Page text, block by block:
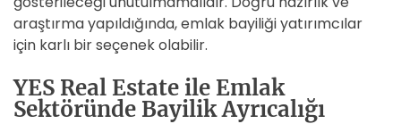
araştırma yapıldığında, emlak bayiliği yatırımcılar
için karlı bir seçenek olabilir.
YES Real Estate ile Emlak
Sektöründe Bayilik Ayrıcalığı